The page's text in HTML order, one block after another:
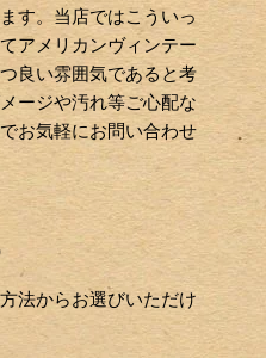
す。当店ではこういっ
アメリカンヴィンテー
良い雰囲気であると考
ージや汚れ等ご心配な
お気軽にお問い合わせ
法からお選びいただけ